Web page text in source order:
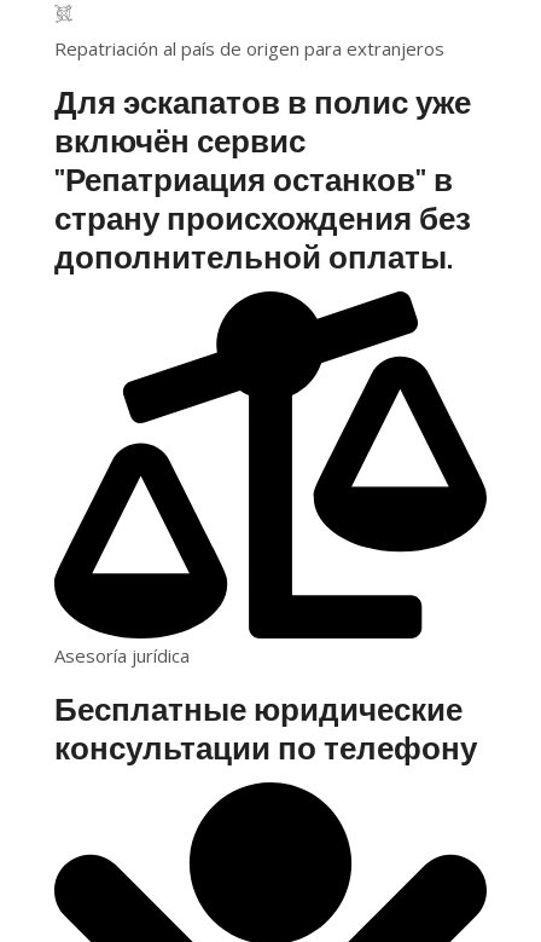
Repatriación al país de origen para extranjeros
Для эскапатов в полис уже
включён сервис
"Репатриация останков" в
страну происхождения без
дополнительной оплаты.
Asesoría jurídica
Бесплатные юридические
консультации по телефону